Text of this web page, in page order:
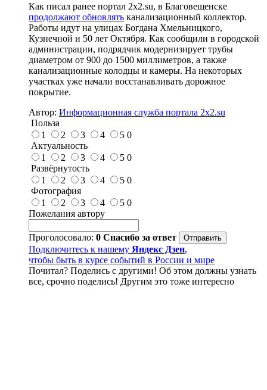
Как писал ранее портал 2х2.su, в Благовещенске
продолжают обновлять канализационный коллектор.
Работы идут на улицах Богдана Хмельницкого,
Кузнечной и 50 лет Октября. Как сообщили в городской
администрации, подрядчик модернизирует трубы
диаметром от 900 до 1500 миллиметров, а также
канализационные колодцы и камеры. На некоторых
участках уже начали восстанавливать дорожное
покрытие.
Автор: Информационная служба портала 2x2.su
Польза
1
2 3 4 5 0
Актуальность
1
2 3 4 5 0
Развёрнутость
1
2 3 4 5 0
Фотография
1
2 3 4 5 0
Пожелания автору
Проголосовало: 0 Спасибо за ответ
Подключитесь к нашему Яндекс Дзен,
чтобы быть в курсе событий в России и мире
Почитал? Поделись с другими! Об этом должны узнать
все, срочно поделись! Другим это тоже интересно